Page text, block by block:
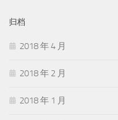
归档
2018 年 4 月
2018 年 2 月
2018 年 1 月